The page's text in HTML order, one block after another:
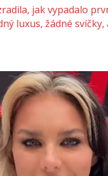
jak vypadalo
luxus, žádné